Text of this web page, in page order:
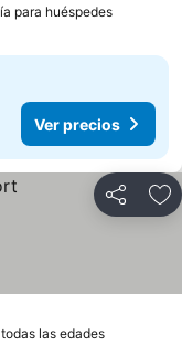
para huéspedes
Ver precios
Compartir
las edades